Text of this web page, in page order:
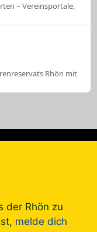
– Vereinsportale,
Rhön mit
der Rhön zu
melde dich